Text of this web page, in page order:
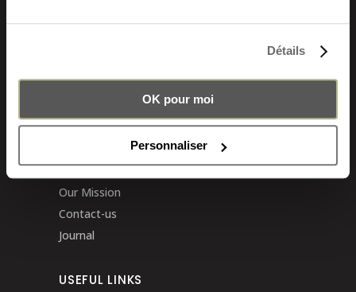
Détails
OK pour moi
Personnaliser
Craftmanship
Ancestral knowledge
Our Story
Our Mission
Contact-us
Journal
USEFUL LINKS